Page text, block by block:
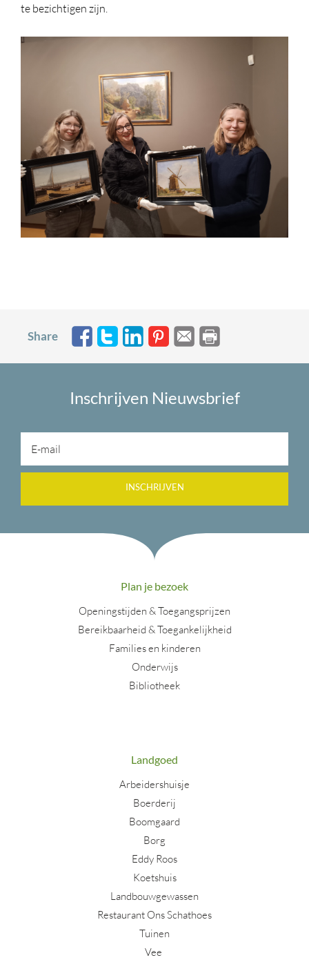
te bezichtigen zijn.
Share
Inschrijven Nieuwsbrief
INSCHRIJVEN
Plan je bezoek
Openingstijden & Toegangsprijzen
Bereikbaarheid & Toegankelijkheid
Families en kinderen
Onderwijs
Bibliotheek
Landgoed
Arbeidershuisje
Boerderij
Boomgaard
Borg
Eddy Roos
Koetshuis
Landbouwgewassen
Restaurant Ons Schathoes
Tuinen
Vee